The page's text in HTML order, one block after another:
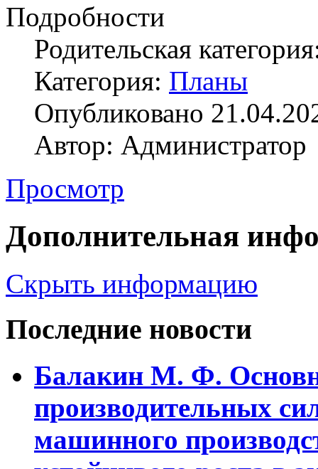
Подробности
Родительская
Категория: Планы
Опубликовано
Автор: Администратор
Просмотр
Дополнительная
Скрыть информацию
Последние новости
Балакин М. Ф.
пpоизводительных
машинного